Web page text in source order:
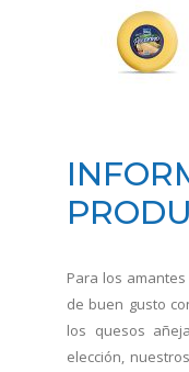
Para los
de buen gusto
los quesos
elección,